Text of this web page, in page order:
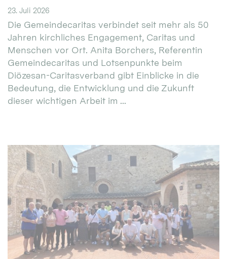
23. Juli 2026
Die Gemeindecaritas verbindet seit mehr als 50
Jahren kirchliches Engagement, Caritas und
Menschen vor Ort. Anita Borchers, Referentin
Gemeindecaritas und Lotsenpunkte beim
Diözesan-Caritasverband gibt Einblicke in die
Bedeutung, die Entwicklung und die Zukunft
dieser wichtigen Arbeit im ...